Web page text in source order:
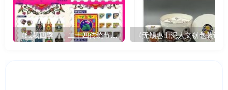
《纸裁四季——二十四传统节气文创设计》 《无锡惠山泥人文创包装设